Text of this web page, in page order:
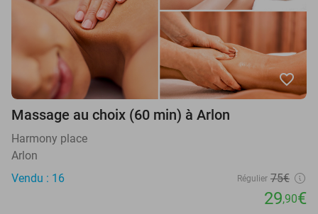
favorite_border
Massage au choix (60 min) à Arlon
Harmony place
Arlon
Vendu : 16
Régulier 75€
29,90€